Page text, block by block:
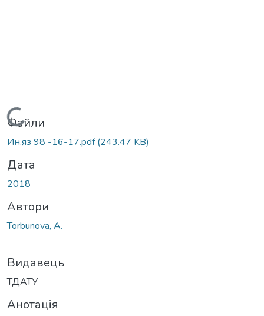
Вантажиться...
Файли
Ин.яз 98 -16-17.pdf(243.47 KB)
Дата
2018
Автори
Torbunova, A.
Видавець
ТДАТУ
Анотація